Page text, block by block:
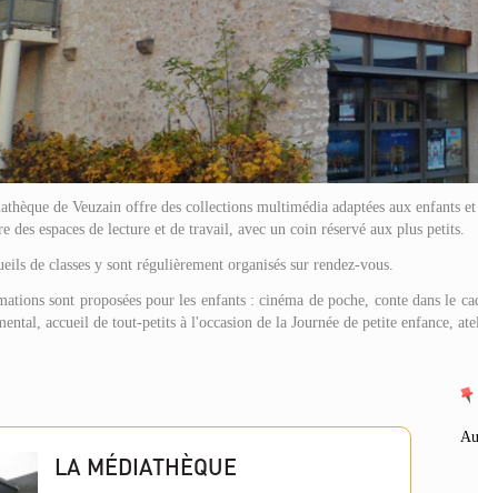
de Veuzain offre des collections multimédia adaptées aux enfants et
des espaces de lecture et de travail, avec un coin réservé aux plus petits.
de classes y sont régulièrement organisés sur rendez-vous.
sont proposées pour les enfants : cinéma de poche, conte dans le
accueil de tout-petits à l'occasion de la Journée de petite enfance,
LA MÉDIATHÈQUE